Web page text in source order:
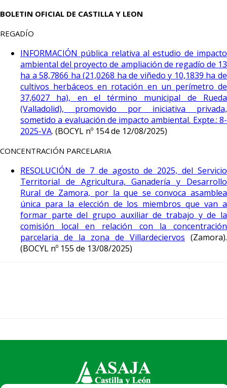
BOLETIN OFICIAL DE CASTILLA Y LEON
REGADÍO
INFORMACIÓN pública relativa al estudio de impacto
ambiental del proyecto de ampliación de regadío de 13
ha a 58,7866 ha (21,0268 ha de viñedo y 10,1839 ha de
cultivos herbáceos en rotación en un perímetro de
37,6027 ha), en el término municipal de Rueda
(Valladolid), promovido por iniciativa privada,
sometido a evaluación de impacto ambiental. Expte.: 8-
2025-VA. (BOCYL nº 154 de 12/08/2025)
CONCENTRACIÓN PARCELARIA
RESOLUCIÓN de 7 de agosto de 2025, del Servicio
Territorial de Agricultura, Ganadería y Desarrollo
Rural de Zamora, por la que se convoca asamblea
única para la elección de los miembros que van a
formar parte del grupo auxiliar de trabajo y de la
comisión local en relación con la concentración
parcelaria de la zona de Villardeciervos (Zamora).
(BOCYL nº 155 de 13/08/2025)